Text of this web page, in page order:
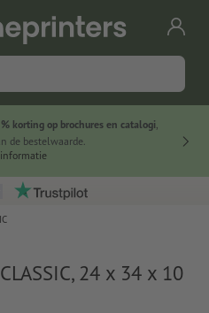
korting op brochures en catalogi,
de bestelwaarde.
24 x 34 x 10